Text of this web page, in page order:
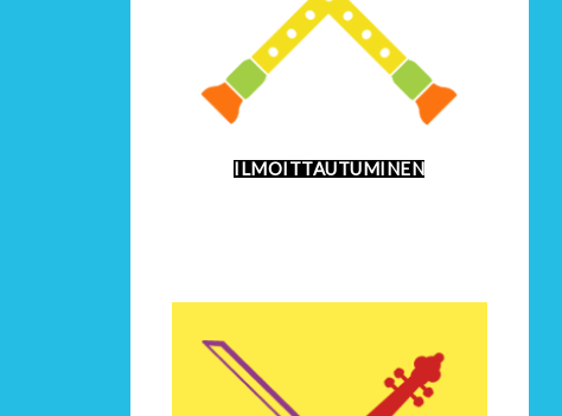
ILMOITTAUTUMINEN